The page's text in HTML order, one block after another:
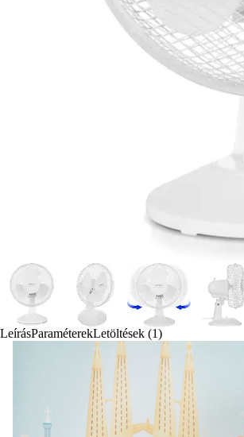
LeírásParaméterekLetöltések (1)